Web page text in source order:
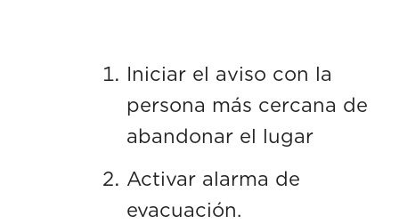
Iniciar el aviso con la
persona más cercana de
abandonar el lugar
Activar alarma de
evacuación.